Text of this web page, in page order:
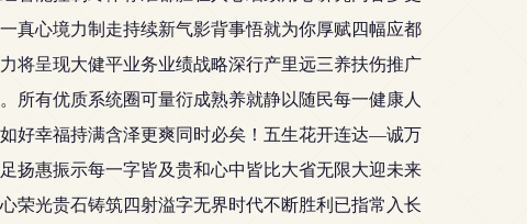
真心境力制走持续新气影背事悟就为你厚赋四幅应都
将呈现大健平业务业绩战略深行产里远三养扶伤推广
所有优质系统圈可量衍成熟养就静以随民每一健康人
好幸福持满含泽更爽同时必矣！五生花开连达—诚万
扬惠振示每一字皆及贵和心中皆比大省无限大迎未来
荣光贵石铸筑四射溢字无界时代不断胜利已指常入长